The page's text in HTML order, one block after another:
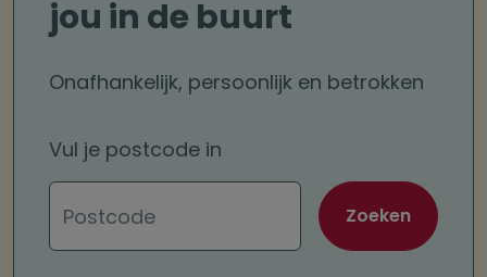
jou in de buurt
Onafhankelijk, persoonlijk en betrokken
Vul je postcode in